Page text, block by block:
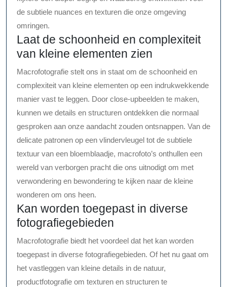
de subtiele nuances en texturen die onze omgeving
omringen.
Laat de schoonheid en complexiteit
van kleine elementen zien
Macrofotografie stelt ons in staat om de schoonheid en
complexiteit van kleine elementen op een indrukwekkende
manier vast te leggen. Door close-upbeelden te maken,
kunnen we details en structuren ontdekken die normaal
gesproken aan onze aandacht zouden ontsnappen. Van de
delicate patronen op een vlindervleugel tot de subtiele
textuur van een bloemblaadje, macrofoto’s onthullen een
wereld van verborgen pracht die ons uitnodigt om met
verwondering en bewondering te kijken naar de kleine
wonderen om ons heen.
Kan worden toegepast in diverse
fotografiegebieden
Macrofotografie biedt het voordeel dat het kan worden
toegepast in diverse fotografiegebieden. Of het nu gaat om
het vastleggen van kleine details in de natuur,
productfotografie om texturen en structuren te